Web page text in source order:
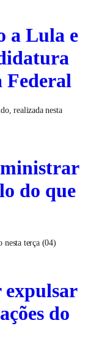
a Lula e
Federal
realizada nesta
do que
nesta terça (04)
expulsar
do